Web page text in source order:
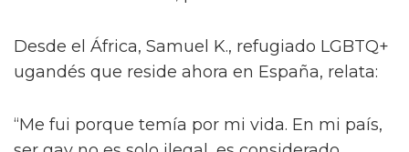
no garantizan por sí solos el respeto pleno de
los derechos. Son las personas en la calle, en
medios quienes enfrentan la realidad
cotidiana de la discriminación y también